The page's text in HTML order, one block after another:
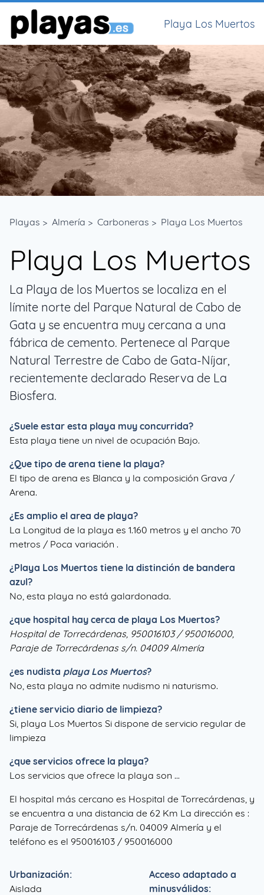
Playa Los Muertos
Playas > Almería > Carboneras > Playa Los Muertos
Playa Los Muertos
La Playa de los Muertos se localiza en el
límite norte del Parque Natural de Cabo de
Gata y se encuentra muy cercana a una
fábrica de cemento. Pertenece al Parque
Natural Terrestre de Cabo de Gata-Níjar,
recientemente declarado Reserva de La
Biosfera.
¿Suele estar esta playa muy concurrida?
Esta playa tiene un nivel de ocupación Bajo.
¿Que tipo de arena tiene la playa?
El tipo de arena es Blanca y la composición Grava /
Arena.
¿Es amplio el area de playa?
La Longitud de la playa es 1.160 metros y el ancho 70
metros / Poca variación .
¿Playa Los Muertos tiene la distinción de bandera
azul?
No, esta playa no está galardonada.
¿que hospital hay cerca de playa Los Muertos?
Hospital de Torrecárdenas, 950016103 / 950016000,
Paraje de Torrecárdenas s/n. 04009 Almería
¿es nudista playa Los Muertos?
No, esta playa no admite nudismo ni naturismo.
¿tiene servicio diario de limpieza?
Si, playa Los Muertos Si dispone de servicio regular de
limpieza
¿que servicios ofrece la playa?
Los servicios que ofrece la playa son ...
El hospital más cercano es Hospital de Torrecárdenas, y
se encuentra a una distancia de 62 Km La dirección es :
Paraje de Torrecárdenas s/n. 04009 Almería y el
teléfono es el 950016103 / 950016000
Urbanización:
Aislada
Acceso adaptado a
minusválidos: